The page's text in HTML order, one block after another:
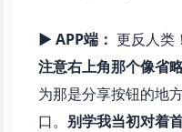
▶ APP端： 更反人类
注意右上角那个像省
为那是分享按钮的地
口。 别学我当初对着